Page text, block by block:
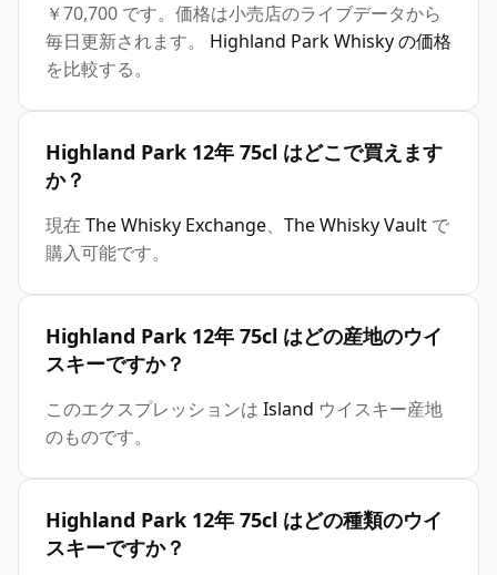
￥70,700 です。価格は小売店のライブデータから
毎日更新されます。 Highland Park Whisky の価格
を比較する。
Highland Park 12年 75cl はどこで買えます
か？
現在 The Whisky Exchange、 The Whisky Vault で
購入可能です。
Highland Park 12年 75cl はどの産地のウイ
スキーですか？
このエクスプレッションは Island ウイスキー産地
のものです。
Highland Park 12年 75cl はどの種類のウイ
スキーですか？